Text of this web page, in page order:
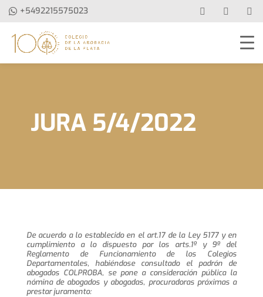
+5492215575023
JURA 5/4/2022
De acuerdo a lo establecido en el art.17 de la Ley 5177 y en
cumplimiento a lo dispuesto por los arts.1º y 9º del
Reglamento de Funcionamiento de los Colegios
Departamentales, habiéndose consultado el padrón de
abogados COLPROBA, se pone a consideración pública la
nómina de abogados y abogadas, procuradoras próximas a
prestar juramento: